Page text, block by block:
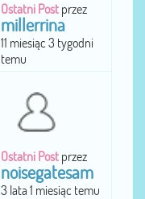
Ostatni Post przez
millerrina
11 miesiąc 3 tygodni
temu
Ostatni Post przez
noisegatesam
3 lata 1 miesiąc temu